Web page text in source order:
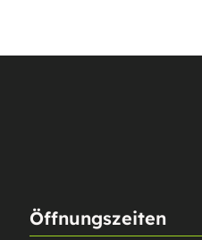
Öffnungszeiten